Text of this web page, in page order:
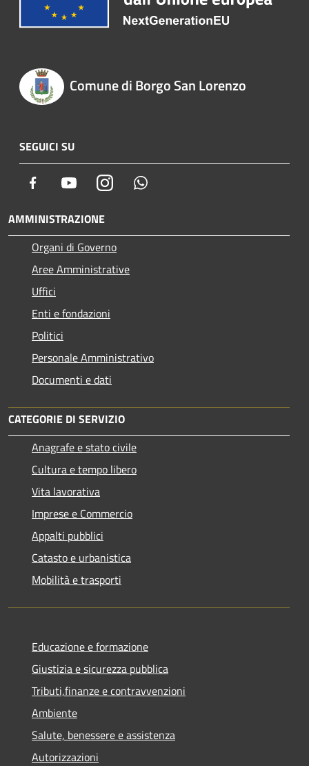
Comune di Borgo San Lorenzo
SEGUICI SU
Facebook YoutubeInstagram
AMMINISTRAZIONE
Organi di Governo
Aree Amministrative
Uffici
Enti e fondazioni
Politici
Personale Amministrativo
Documenti e dati
CATEGORIE DI SERVIZIO
Anagrafe e stato civile
Cultura e tempo libero
Vita lavorativa
Imprese e Commercio
Appalti pubblici
Catasto e urbanistica
Mobilità e trasporti
Educazione e formazione
Giustizia e sicurezza pubblica
Tributi,finanze e contravvenzioni
Ambiente
Salute, benessere e assistenza
Autorizzazioni